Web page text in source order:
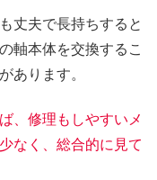
丈夫で長持ちすると
軸本体を交換するこ
あります。
、修理もしやすいメ
なく、総合的に見て